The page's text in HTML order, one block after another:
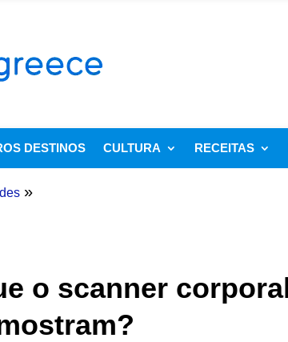
DESTINOS CULTURA RECEITAS
»
o scanner